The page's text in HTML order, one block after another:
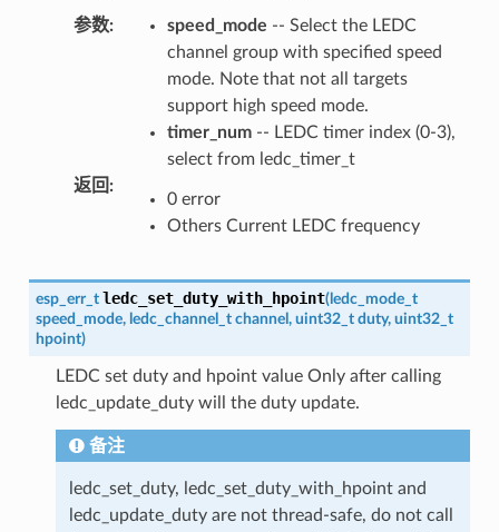
参数: speed_mode -- Select the LEDC
channel group with specified speed
mode. Note that not all targets
support high speed mode.
timer_num-- LEDC timer index (0-3),
select from ledc_timer_t
返回 :
0 error
Others Current LEDC frequency
esp_err_t ledc_set_duty_with_hpoint(ledc_mode_t
speed_mode, ledc_channel_t channel , uint32_t duty, uint32_t
hpoint)
LEDC set duty and hpoint value Only after calling
ledc_update_duty will the duty update.
备注
ledc_set_duty, ledc_set_duty_with_hpoint and
ledc_update_duty are not thread-safe, do not call